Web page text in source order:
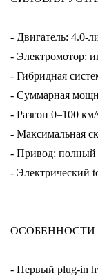
- Двигатель: 4.0-
- Электромотор:
- Гибридная
- Суммарная
- Разгон 0–100
- Максимальная
- Привод:
- Электрический
ОСОБЕННОСТИ
- Первый plug-in